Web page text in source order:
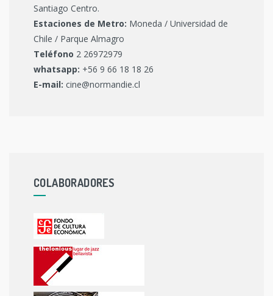
Santiago Centro.
Estaciones de Metro: Moneda / Universidad de
Chile / Parque Almagro
Teléfono 2 26972979
whatsapp: +56 9 66 18 18 26
E-mail: cine@normandie.cl
COLABORADORES